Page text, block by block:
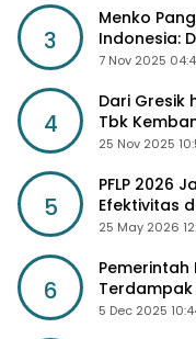
3
Menko
Indonesia:
Diskon
7 Nov 2025
4
Dari Gresik
Tbk
Depan
25 Nov 2025
5
PFLP 2026
Efektivitas
25 May 2026
6
Pemerintah
5 Dec 2025